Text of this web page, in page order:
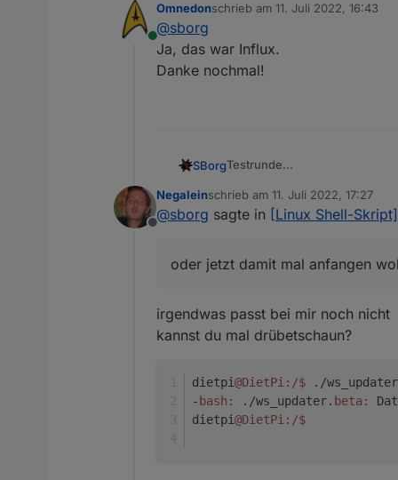
Influx V2.x? Aktuell geht
Online
Omnedonschrieb am 11. Juli 2022, 16:43
zuletzt editiert von
@sborg
Ja, das war Influx.
Danke nochmal!
SBorgTestrunde...
für die Rest-API, also nur für
Aktuellews_updater.beta
Wetterstation/blob/master/
wetterstation.conf.temp
RESTAPI_URL=https://
RESTAPI_PW=geheim
User und Passwortkann
Test #1:
do_it_again... ;)
./ws_updater.beta --test
Offline
Negaleinschrieb am 11. Juli 2022, 17:27
zuletzt editiert von
@sborg sagte in [Linux Shell-
oder jetzt damit mal anfangen
irgendwas passt bei mir noch nicht
kannst du mal drübetschaun?
dietpi@DietPi :/$
./
- bash: ./ws_updater. beta:
dietpi@DietPi :/$